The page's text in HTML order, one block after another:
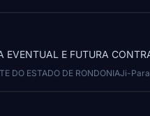
E FUTURA
DO ESTADO DE RONDONIAJi-